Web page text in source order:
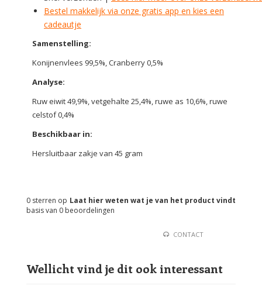
Bestel makkelijk via onze gratis app en kies een
cadeautje
Samenstelling:
Konijnenvlees 99,5%, Cranberry 0,5%
Analyse:
Ruw eiwit 49,9%, vetgehalte 25,4%, ruwe as 10,6%, ruwe
celstof 0,4%
Beschikbaar in:
Hersluitbaar zakje van 45 gram
Laat hier weten wat je van het product vindt
0 sterren op
basis van 0 beoordelingen
CONTACT
Wellicht vind je dit ook interessant